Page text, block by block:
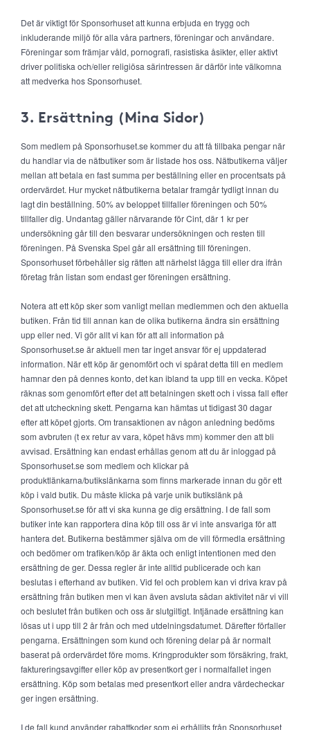
Det är viktigt för Sponsorhuset att kunna erbjuda en trygg och
inkluderande miljö för alla våra partners, föreningar och användare.
Föreningar som främjar våld, pornografi, rasistiska åsikter, eller aktivt
driver politiska och/eller religiösa särintressen är därför inte välkomna
att medverka hos Sponsorhuset.
3. Ersättning (Mina Sidor)
Som medlem på Sponsorhuset.se kommer du att få tillbaka pengar när
du handlar via de nätbutiker som är listade hos oss. Nätbutikerna väljer
mellan att betala en fast summa per beställning eller en procentsats på
ordervärdet. Hur mycket nätbutikerna betalar framgår tydligt innan du
lagt din beställning. 50% av beloppet tillfaller föreningen och 50%
tillfaller dig. Undantag gäller närvarande för Cint, där 1 kr per
undersökning går till den besvarar undersökningen och resten till
föreningen. På Svenska Spel går all ersättning till föreningen.
Sponsorhuset förbehåller sig rätten att närhelst lägga till eller dra ifrån
företag från listan som endast ger föreningen ersättning.
Notera att ett köp sker som vanligt mellan medlemmen och den aktuella
butiken. Från tid till annan kan de olika butikerna ändra sin ersättning
upp eller ned. Vi gör allt vi kan för att all information på
Sponsorhuset.se är aktuell men tar inget ansvar för ej uppdaterad
information. När ett köp är genomfört och vi spårat detta till en medlem
hamnar den på dennes konto, det kan ibland ta upp till en vecka. Köpet
räknas som genomfört efter det att betalningen skett och i vissa fall efter
det att utcheckning skett. Pengarna kan hämtas ut tidigast 30 dagar
efter att köpet gjorts. Om transaktionen av någon anledning bedöms
som avbruten (t ex retur av vara, köpet hävs mm) kommer den att bli
avvisad. Ersättning kan endast erhållas genom att du är inloggad på
Sponsorhuset.se som medlem och klickar på
produktlänkarna/butikslänkarna som finns markerade innan du gör ett
köp i vald butik. Du måste klicka på varje unik butikslänk på
Sponsorhuset.se för att vi ska kunna ge dig ersättning. I de fall som
butiker inte kan rapportera dina köp till oss är vi inte ansvariga för att
hantera det. Butikerna bestämmer själva om de vill förmedla ersättning
och bedömer om trafiken/köp är äkta och enligt intentionen med den
ersättning de ger. Dessa regler är inte alltid publicerade och kan
beslutas i efterhand av butiken. Vid fel och problem kan vi driva krav på
ersättning från butiken men vi kan även avsluta sådan aktivitet när vi vill
och beslutet från butiken och oss är slutgiltigt. Intjänade ersättning kan
lösas ut i upp till 2 år från och med utdelningsdatumet. Därefter förfaller
pengarna. Ersättningen som kund och förening delar på är normalt
baserat på ordervärdet före moms. Kringprodukter som försäkring, frakt,
faktureringsavgifter eller köp av presentkort ger i normalfallet ingen
ersättning. Köp som betalas med presentkort eller andra värdecheckar
ger ingen ersättning.
I de fall kund använder rabattkoder som ej erhållits från Sponsorhuset